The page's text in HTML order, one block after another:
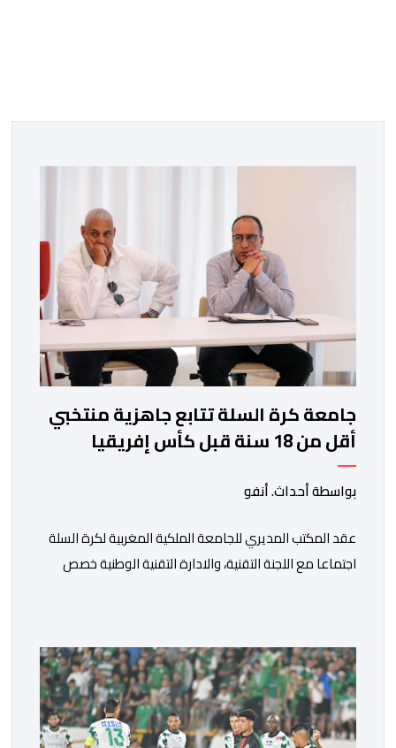
جامعة كرة السلة تتابع جاهزية منتخبي
أقل من 18 سنة قبل كأس إفريقيا
بواسطة أحداث. أنفو
عقد المكتب المديري للجامعة الملكية المغربية لكرة السلة
اجتماعا مع اللجنة التقنية، والادارة التقنية الوطنية خصص
الفترة الأخيرة. وشهد الاجتماع تقديم عرض مفصل حول
مشاركة المنتخبين الوطنيين لأقل من 18 سنة، إناثا وذكورا،
من طرف اللجنة التقنية التي واكبت كل […]